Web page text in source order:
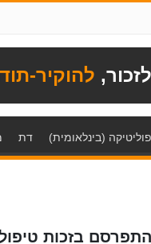
לזכור, להוקיר-
פוליטיקה (בינלאומית) דת
בזכות